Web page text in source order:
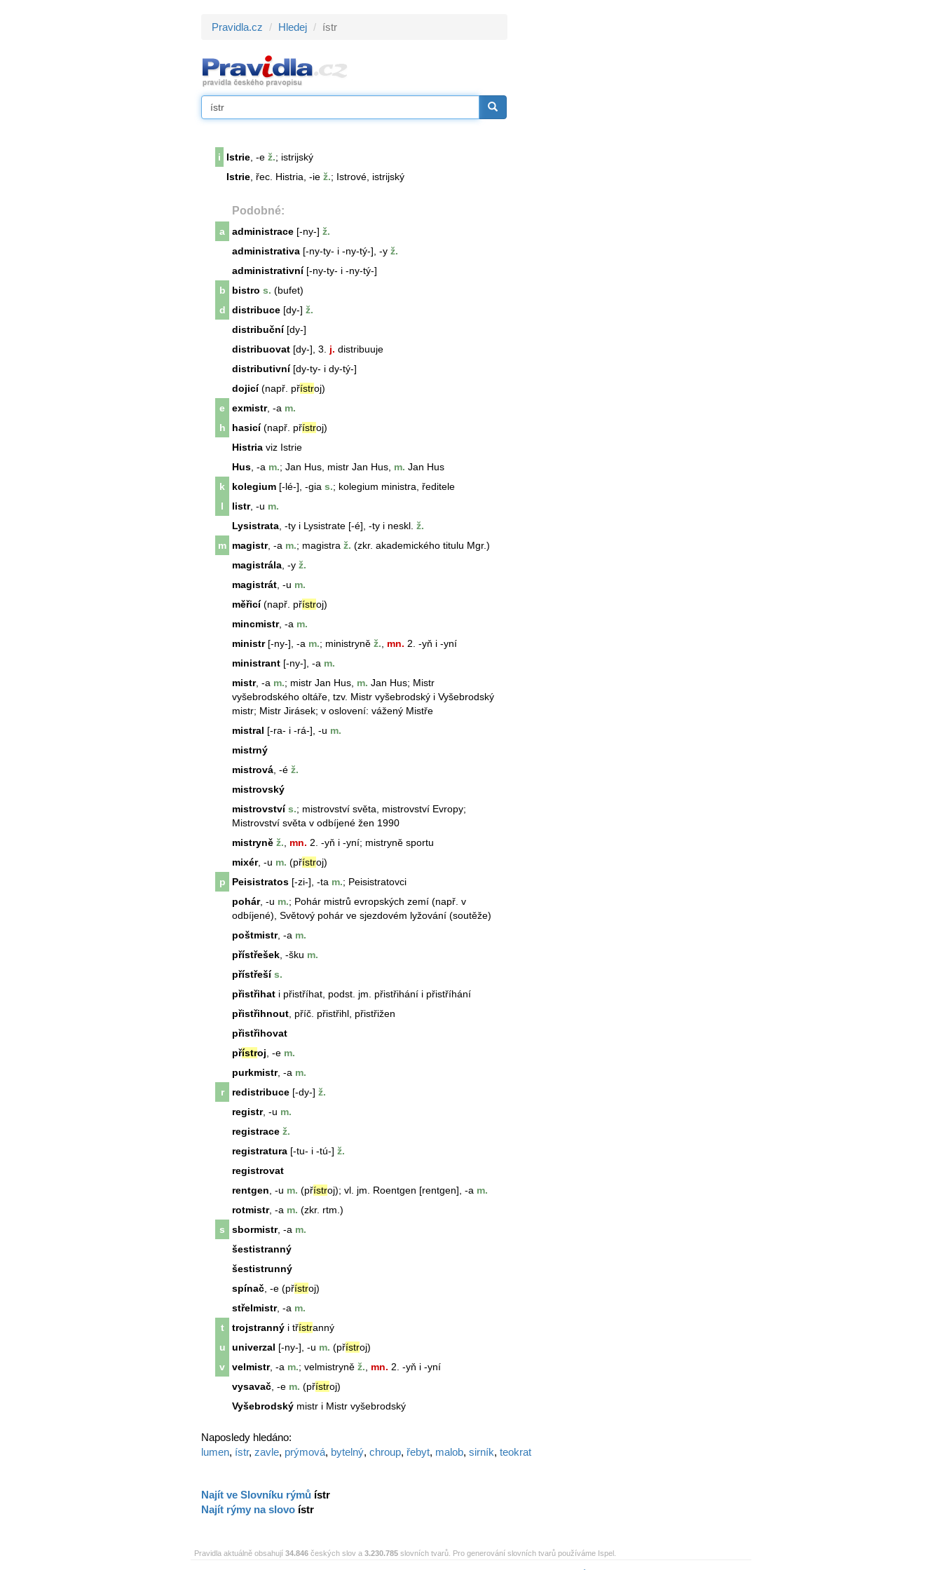
Pravidla.cz Hledej ístr
i Istrie , -e ž.; istrijský
Istrie , řec. Histria, -ie ž.; Istrové, istrijský
Podobné:
a administrace [-ny-] ž.
administrativa [-ny-ty- i -ny-tý-], -y ž.
administrativní[-ny-ty- i -ny-tý-]
b
bistro s. (bufet)
d
distribuce [dy-] ž.
distribuční[dy-]
distribuovat [dy-], 3. j. distribuuje
distributivní[dy-ty- i dy-tý-]
dojicí(např. přístroj)
e
exmistr, -a m.
h
hasicí(např. přístroj)
Histria viz Istrie
Hus , -a m.; Jan Hus , mistr Jan Hus m. Jan Hus
k
kolegium [-lé-], -gia s.; kolegium ministra, ředitele
l
listr, -u m.
Lysistrata , -ty i Lysistrate [-é], -ty i neskl. ž.
m magistr, -a m.; magistra ž. (zkr. akademického titulu Mgr.)
magistrála , -y ž.
magistrát , -u m.
měřicí(např. přístroj)
mincmistr, -a m.
ministr[-ny-], -a m.; ministryně ž. mn. 2. -yň i -yní
ministrant [-ny-], -a m.
mistr, -a m.; mistr Jan Hus, m. Jan Hus; Mistr
vyšebrodského oltáře, tzv. Mistr vyšebrodský i Vyšebrodský
mistr; Mistr Jirásek; v oslovení: vážený Mistře
mistral [-ra- i -rá-], -u m.
mistrný
mistrová , -é ž.
mistrovský
mistrovstvís.; mistrovství světa, mistrovství Evropy;
Mistrovství světa v odbíjené žen 1990
mistryně ž. mn. 2. -yň i -yní; mistryně sportu
mixér, -u m. (přístroj)
p
Peisistratos [-zi-], -ta m.; Peisistratovci
pohár, -u m.; Pohár mistrů evropských zemí (např. v
odbíjené), Světový pohár ve sjezdovém lyžování (soutěže)
poštmistr, -a m.
přístřešek , -šku m.
přístřešís.
přistřihat i přistříhat, podst. jm. přistřihání i přistříhání
přistřihnout , příč. přistřihl, přistřižen
přistřihovat
přístroj , -e m.
purkmistr, -a m.
r
redistribuce [-dy-] ž.
registr, -u m.
registrace ž.
registratura [-tu- i -tú-] ž.
registrovat
rentgen , -u m. (přístroj); vl. jm. Roentgen [rentgen], -a m.
rotmistr, -a m. (zkr. rtm.)
s
sbormistr, -a m.
šestistranný
šestistrunný
spínač , -e (přístroj)
střelmistr, -a m.
t
trojstranný i třístranný
u
univerzal [-ny-], -u m. (přístroj)
v
velmistr, -a m.; velmistryně ž. mn. 2. -yň i -yní
vysavač , -e m. (přístroj)
Vyšebrodský mistr i Mistr vyšebrodský
Naposledy hledáno:
lumen, ístr, zavle, prýmová, bytelný, chroup, řebyt, malob, sirník, teokrat
Najít ve Slovníku rýmů ístr
Najít rýmy na slovo ístr
Pravidla aktuálně obsahují 34.846 českých slov a 3.230.785 slovních tvarů. Pro generování slovních tvarů používáme Ispel.